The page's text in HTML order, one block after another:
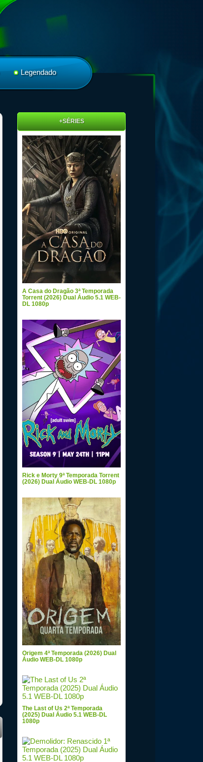
Legendado
+SÉRIES
A Casa do Dragão 3ª Temporada
Torrent (2026) Dual Áudio 5.1 WEB-
DL 1080p
Rick e Morty 9ª Temporada Torrent
(2026) Dual Áudio WEB-DL 1080p
Origem 4ª Temporada (2026) Dual
Áudio WEB-DL 1080p
The Last of Us 2ª Temporada
(2025) Dual Áudio 5.1 WEB-DL
1080p